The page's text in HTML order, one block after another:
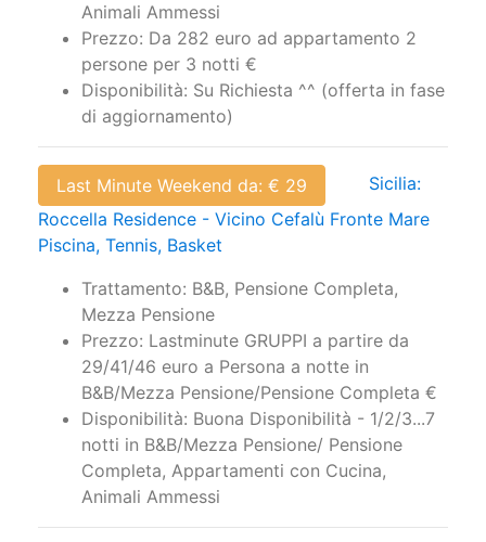
Animali Ammessi
Prezzo: Da 282 euro ad appartamento 2
persone per 3 notti €
Disponibilità: Su Richiesta ^^ (offerta in fase
di aggiornamento)
Last Minute Weekend da: € 29
Sicilia:
Roccella Residence - Vicino Cefalù Fronte Mare
Piscina, Tennis, Basket
Trattamento: B&B, Pensione Completa,
Mezza Pensione
Prezzo: Lastminute GRUPPI a partire da
29/41/46 euro a Persona a notte in
B&B/Mezza Pensione/Pensione Completa €
Disponibilità: Buona Disponibilità - 1/2/3...7
notti in B&B/Mezza Pensione/ Pensione
Completa, Appartamenti con Cucina,
Animali Ammessi